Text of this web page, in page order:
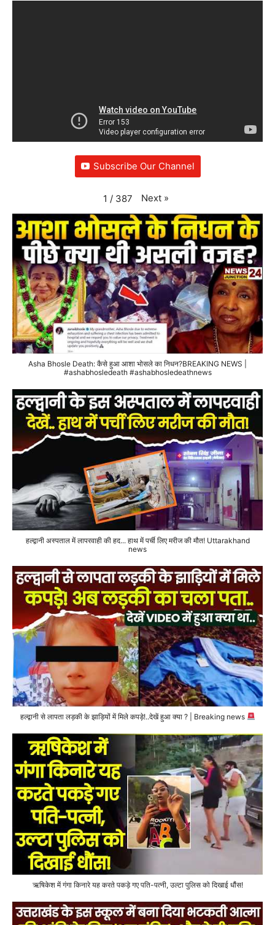
Subscribe Our Channel
1 / 387 Next »
Asha Bhosle Death: कैसे हुआ आशा भोसले का निधन?BREAKING NEWS |
#ashabhosledeath #ashabhosledeathnews
हल्द्वानी अस्पताल में लापरवाही की हद... हाथ में पर्ची लिए मरीज की मौत! Uttarakhand
news
हल्द्वानी से लापता लड़की के झाड़ियों में मिले कपड़े!..देखें हुआ क्या ? | Breaking news
ऋषिकेश में गंगा किनारे यह करते पकड़े गए पति-पत्नी, उल्टा पुलिस को दिखाई धौंस!